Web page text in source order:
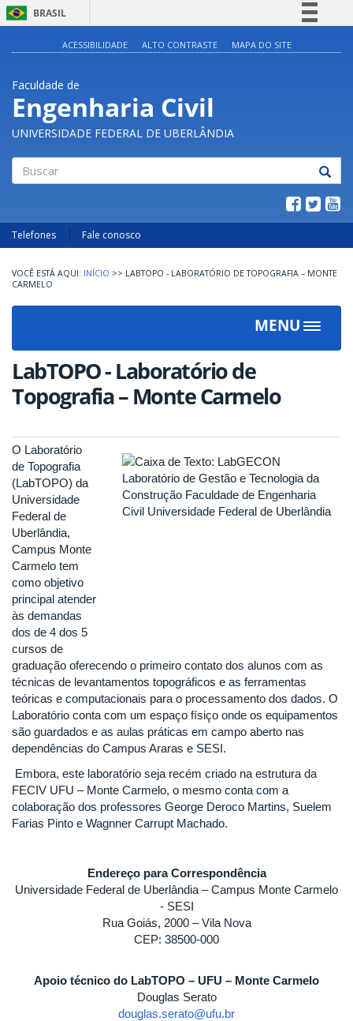
BRASIL
Legislação
Canais
ACESSIBILIDADE ALTO CONTRASTE MAPA DO SITE
Faculdade de
Engenharia Civil
UNIVERSIDADE FEDERAL DE UBERLÂNDIA
Telefones Fale conosco
INÍCIO >> LABTOPO - LABORATÓRIO DE TOPOGRAFIA – MONTE
CARMELO
MENU
Toggle
LabTOPO - Laboratório de
Topografia – Monte Carmelo
O Laboratório
de Topografia
(LabTOPO) da
Universidade
Federal de
Uberlândia,
Campus Monte
Carmelo tem
como objetivo
principal atender
às demandas
dos de 4 dos 5
cursos de
graduação oferecendo o primeiro contato dos alunos com as
técnicas de levantamentos topográficos e as ferramentas
teóricas e computacionais para o processamento dos dados. O
Laboratório conta com um espaço físiço onde os equipamentos
são guardados e as aulas práticas em campo aberto nas
dependências do Campus Araras e SESI.
Embora, este laboratório seja recém criado na estrutura da
FECIV UFU – Monte Carmelo, o mesmo conta com a
colaboração dos professores George Deroco Martins, Suelem
Farias Pinto e Wagnner Carrupt Machado.
Endereço para Correspondência
Universidade Federal de Uberlândia – Campus Monte Carmelo
- SESI
Rua Goiás, 2000 – Vila Nova
CEP: 38500-000
Apoio técnico do LabTOPO – UFU – Monte Carmelo
Douglas Serato
douglas.serato@ufu.br